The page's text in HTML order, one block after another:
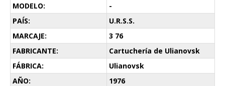
MODELO:
-
PAÍS:
U.R.S.S.
MARCAJE:
3 76
FABRICANTE:
Cartuchería de Ulianovsk
FÁBRICA:
Ulianovsk
AÑO:
1976